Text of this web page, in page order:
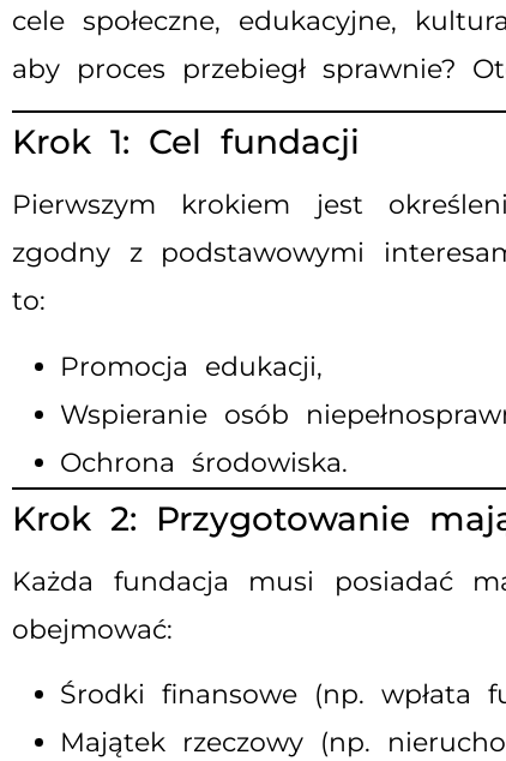
cele społeczne, edukacyjne,
aby proces przebiegł sprawnie?
Krok 1: Cel fundacji
Pierwszym krokiem jest
zgodny z podstawowymi
to:
Promocja edukacji,
Wspieranie osób
Ochrona środowiska.
Krok 2: Przygotowanie
Każda fundacja musi posiadać
obejmować:
Środki finansowe (np. wpłata
Majątek rzeczowy (np.